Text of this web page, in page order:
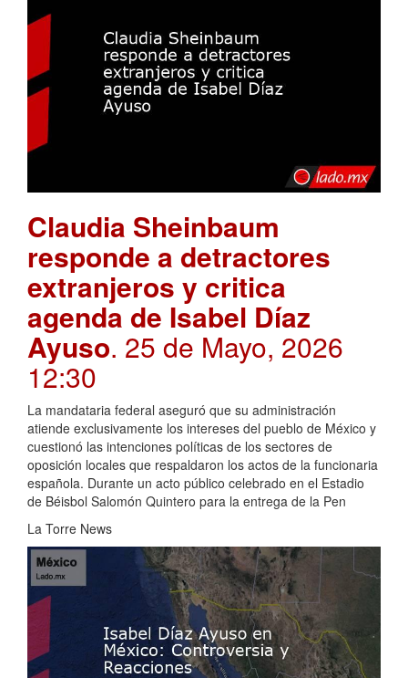
Claudia Sheinbaum
responde a detractores
extranjeros y critica
agenda de Isabel Díaz
Ayuso. 25 de Mayo, 2026
12:30
La mandataria federal aseguró que su administración
atiende exclusivamente los intereses del pueblo de México y
cuestionó las intenciones políticas de los sectores de
oposición locales que respaldaron los actos de la funcionaria
española. Durante un acto público celebrado en el Estadio
de Béisbol Salomón Quintero para la entrega de la Pen
La Torre News